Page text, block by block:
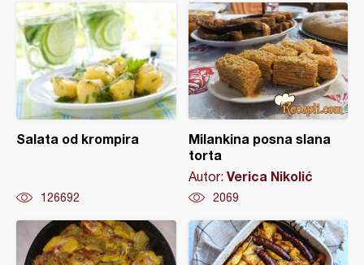
Salata od krompira
126692
Milankina posna slana
torta
Autor: Verica Nikolić
2069